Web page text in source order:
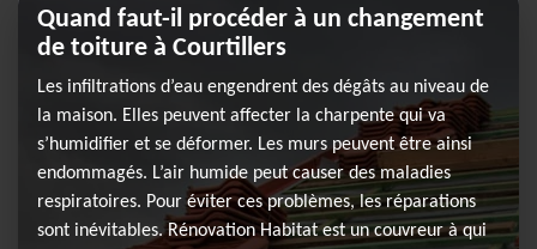
Quand faut-il procéder à un changement
de toiture à Courtillers
Les infiltrations d’eau engendrent des dégâts au niveau de
la maison. Elles peuvent affecter la charpente qui va
s’humidifier et se déformer. Les murs peuvent être ainsi
endommagés. L’air humide peut causer des maladies
respiratoires. Pour éviter ces problèmes, les réparations
sont inévitables. Rénovation Habitat est un couvreur à qui